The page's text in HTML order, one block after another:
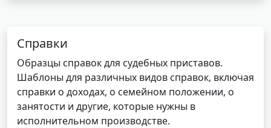
Справки
Образцы справок для судебных приставов.
Шаблоны для различных видов справок, включая
справки о доходах, о семейном положении, о
занятости и другие, которые нужны в
исполнительном производстве.